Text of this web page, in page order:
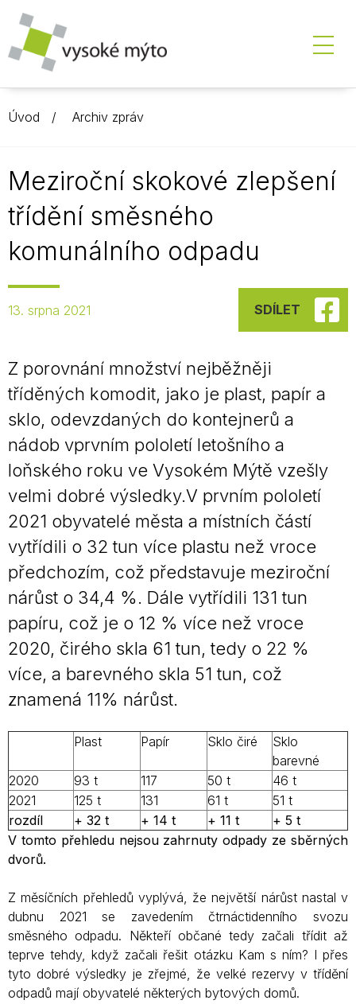
Úvod Archiv zpráv
Meziroční skokové zlepšení
třídění směsného
komunálního odpadu
13. srpna 2021 SDÍLET
Z porovnání množství nejběžněji
tříděných komodit, jako je plast, papír a
sklo, odevzdaných do kontejnerů a
nádob vprvním pololetí letošního a
loňského roku ve Vysokém Mýtě vzešly
velmi dobré výsledky.V prvním pololetí
2021 obyvatelé města a místních částí
vytřídili o 32 tun více plastu než vroce
předchozím, což představuje meziroční
nárůst o 34,4 %. Dále vytřídili 131 tun
papíru, což je o 12 % více než vroce
2020, čirého skla 61 tun, tedy o 22 %
více, a barevného skla 51 tun, což
znamená 11% nárůst.
Plast Papír Sklo čiré
Sklo
barevné
2020
93 t 117 50 t
46 t
2021
125 t 131 61 t
51 t
rozdíl
+ 32 t + 14 t + 11 t
+ 5 t
V tomto přehledu nejsou zahrnuty odpady ze sběrných
dvorů.
Z měsíčních přehledů vyplývá, že největší nárůst nastal v
dubnu 2021 se zavedením čtrnáctidenního svozu
směsného odpadu. Někteří občané tedy začali třídit až
teprve tehdy, když začali řešit otázku Kam s ním? I přes
tyto dobré výsledky je zřejmé, že velké rezervy v třídění
odpadů mají obyvatelé některých bytových domů.